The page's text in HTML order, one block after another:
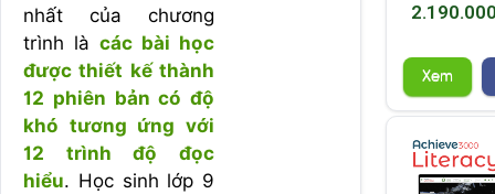
nhất của chương
trình là các bài học
được thiết kế thành
12 phiên bản có độ
khó tương ứng với
12 trình độ đọc
hiểu. Học sinh lớp 9
Xem